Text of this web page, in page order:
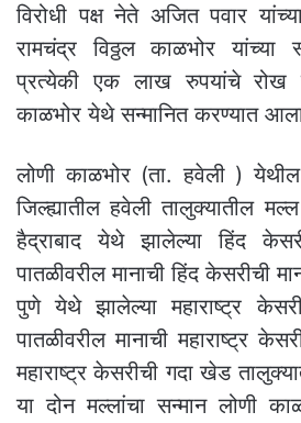
विरोधी पक्ष नेते अजित पवार
रामचंद्र विठ्ठल काळभोर यांच्या
प्रत्येकी एक लाख रुपयांचे रोख
काळभोर येथे सन्मानित करण्यात
लोणी काळभोर (ता. हवेली )
जिल्ह्यातील हवेली तालुक्यातील
हैद्राबाद येथे झालेल्या हिंद
पातळीवरील मानाची हिंद केसरीची
पुणे येथे झालेल्या महाराष्ट्र
पातळीवरील मानाची महाराष्ट्र
महाराष्ट्र केसरीची गदा खेड
या दोन मल्लांचा सन्मान लोणी